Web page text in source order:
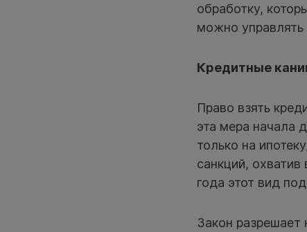
обработку,
можно управлять
Кредитные
Право взять
эта мера начала
только на
санкций,
года этот вид
Закон разрешает